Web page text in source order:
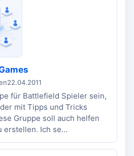
22.04.2011
für Battlefield Spieler sein,
mit Tipps und Tricks
Gruppe soll auch helfen
erstellen. Ich se...